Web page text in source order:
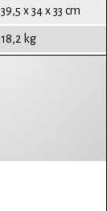
39,5 x 34 x 33 cm
18,2 kg